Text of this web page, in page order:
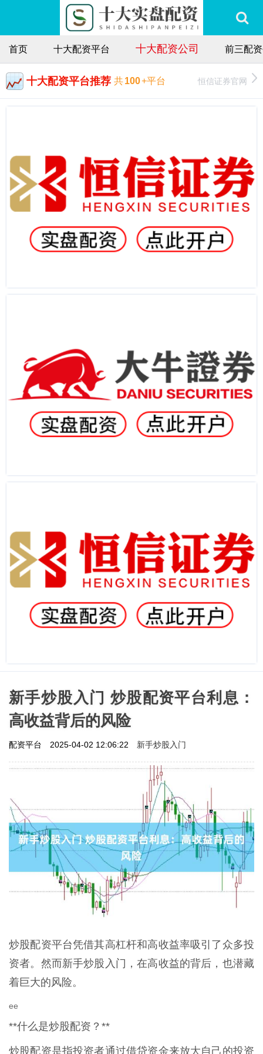
首页 十大配资平台 十大配资公司 前三配
十大配资平台推荐 共100+平台 恒信证券官网
新手炒股入门 炒股配资平台利息：
高收益背后的风险
配资平台 2025-04-02 12:06:22 新手炒股入门
炒股配资平台凭借其高杠杆和高收益率吸引了众多投
资者。然而新手炒股入门，在高收益的背后，也潜藏
着巨大的风险。
ee
**什么是炒股配资？**
炒股配资是指投资者通过借贷资金来放大自己的投资